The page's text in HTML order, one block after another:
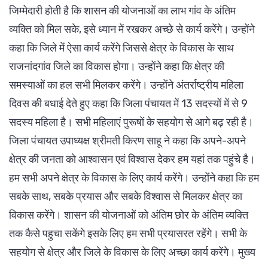
जिम्मेदारी होती है कि शासन की योजनाओं का लाभ गांव के अंतिम
व्यक्ति को मिल सके, इसे ध्यान में रखकर अच्छे से कार्य करेंगे। उन्होंने
कहा कि जिले में ऐसा कार्य करेंगे जिससे क्षेत्र के विकास के साथ
राजनांदगांव जिले का विकास होगा। उन्होंने कहा कि क्षेत्र की
समस्याओं का हल सभी मिलकर करेंगे। उन्होंने अंतर्राष्ट्रीय महिला
दिवस की बधाई देते हुए कहा कि जिला पंचायत में 13 सदस्यों में से 9
सदस्य महिला है। सभी महिलाएं पुरूषों के सहयोग से आगे बढ़ रही है।
जिला पंचायत उपाध्यक्ष श्रीमती किरण साहू ने कहा कि अपने-अपने
क्षेत्र की जनता को आश्वासन एवं विश्वास देकर हम यहां तक पहुंचे है।
हम सभी अपने क्षेत्र के विकास के लिए कार्य करेंगे। उन्होंने कहा कि हम
सबके साथ, सबके प्रयास और सबके विश्वास से मिलकर क्षेत्र का
विकास करेंगे। शासन की योजनाओं को अंतिम छोर के अंतिम व्यक्ति
तक कैसे पहुचा सकेंगे इसके लिए हम सभी प्रयासरत रहेंगे। सभी के
सहयोग से क्षेत्र और जिले के विकास के लिए अच्छा कार्य करेंगे। मुख्य